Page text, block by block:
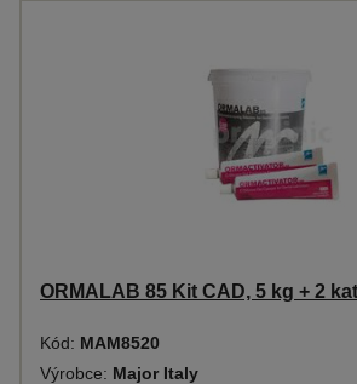
ORMALAB 85 Kit CAD, 5 kg + 2
Kód: MAM8520
Výrobce: Major Italy